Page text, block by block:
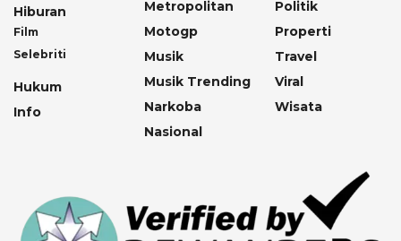
Hiburan
Film
Selebriti
Hukum
Info
Metropolitan
Motogp
Musik
Musik Trending
Narkoba
Nasional
Politik
Properti
Travel
Viral
Wisata